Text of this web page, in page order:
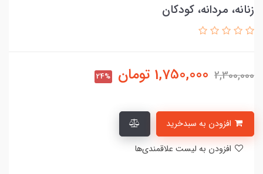
زنانه، مردانه، کودکان
2,300,000
1,750,000 تومان 24%